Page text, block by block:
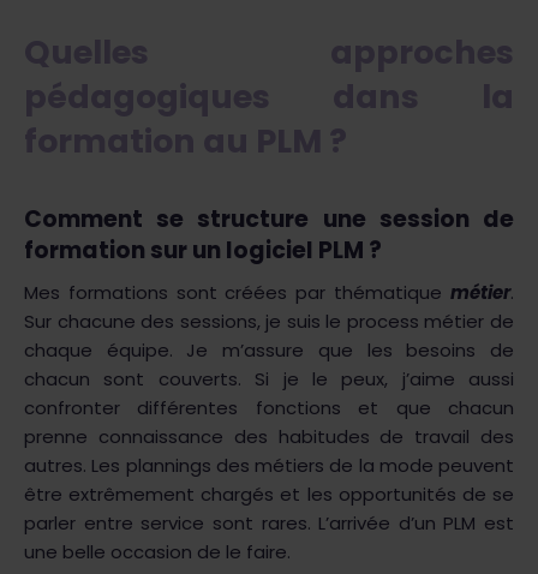
Quelles approches
pédagogiques dans la
formation au PLM ?
Comment se structure une session de
formation sur un logiciel PLM ?
Mes formations sont créées par thématique métier.
Sur chacune des sessions, je suis le process métier de
chaque équipe. Je m’assure que les besoins de
chacun sont couverts. Si je le peux, j’aime aussi
confronter différentes fonctions et que chacun
prenne connaissance des habitudes de travail des
autres. Les plannings des métiers de la mode peuvent
être extrêmement chargés et les opportunités de se
parler entre service sont rares. L’arrivée d’un PLM est
une belle occasion de le faire.